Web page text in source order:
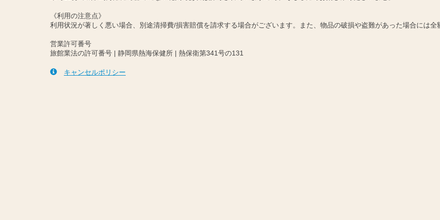
《利用の注意点》
利用状況が著しく悪い場合、別途清掃費/損害賠償を請求する場合がございます。また、物品の破損や盗難があった場合には全
営業許可番号
旅館業法の許可番号 | 静岡県熱海保健所 | 熱保衛第341号の131
キャンセルポリシー